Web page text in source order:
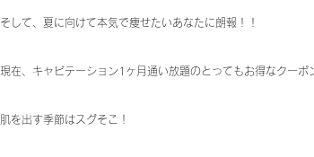
そして、夏に向けて本気で痩せたいあなたに朗報！！
現在、キャビテーション1ヶ月通い放題のとってもお得なクーポ
肌を出す季節はスグそこ！